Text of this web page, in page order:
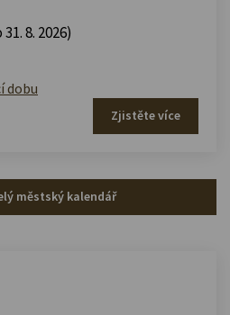
8. 2026)
dobu
Zjistěte více
městský kalendář